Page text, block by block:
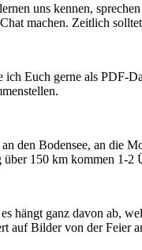
uns kennen,
machen. Zeitlich
Euch gerne als
den Bodensee, an die
150 km kommen 1-2
hängt ganz davon ab,
auf Bilder von der